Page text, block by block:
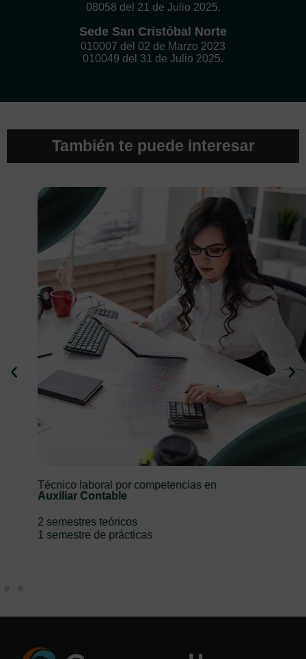
08058 del 21 de Julio 2025.
Sede San Cristóbal Norte
010007 del 02 de Marzo 2023
010049 del 31 de Julio 2025.
También te puede interesar
Técnico laboral por competencias en
Auxiliar Contable
2 semestres teóricos
1 semestre de prácticas